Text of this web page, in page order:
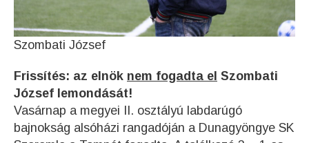
Szombati József
Frissítés: az elnök nem fogadta el Szombati
József lemondását!
Vasárnap a megyei II. osztályú labdarúgó
bajnokság alsóházi rangadóján a Dunagyöngye SK